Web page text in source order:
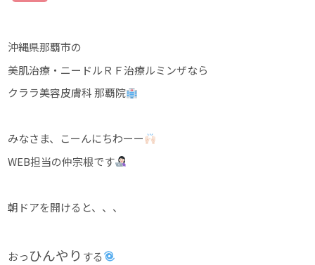
沖縄県那覇市の
美肌治療・ニードルＲＦ治療ルミンザなら
クララ美容皮膚科 那覇院
みなさま、こーんにちわーー
WEB担当の仲宗根です
朝ドアを開けると、、、
おっひんやり する